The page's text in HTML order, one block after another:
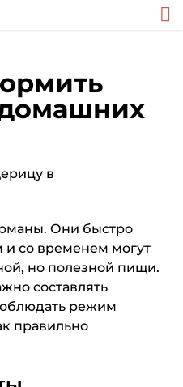
Они быстро
и со временем могут
но полезной пищи.
составлять
режим
правильно